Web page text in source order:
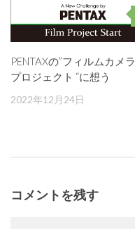
PENTAXの”フィルムカメラ
プロジェクト “に想う
2022年12月24日
コメントを残す